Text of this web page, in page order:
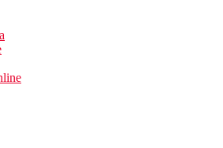
receptie
(08.00 - 13.00 si 15.00 - 18.00)